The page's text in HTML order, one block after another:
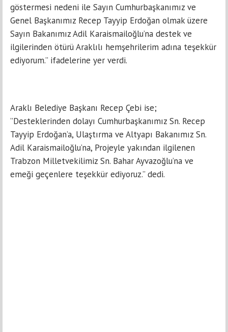
göstermesi nedeni ile Sayın Cumhurbaşkanımız ve
Genel Başkanımız Recep Tayyip Erdoğan olmak üzere
Sayın Bakanımız Adil Karaismailoğlu’na destek ve
ilgilerinden ötürü Araklılı hemşehrilerim adına teşekkür
ediyorum.” ifadelerine yer verdi.
Araklı Belediye Başkanı Recep Çebi ise;
”Desteklerinden dolayı Cumhurbaşkanımız Sn. Recep
Tayyip Erdoğan’a, Ulaştırma ve Altyapı Bakanımız Sn.
Adil Karaismailoğlu’na, Projeyle yakından ilgilenen
Trabzon Milletvekilimiz Sn. Bahar Ayvazoğlu’na ve
emeği geçenlere teşekkür ediyoruz.” dedi.